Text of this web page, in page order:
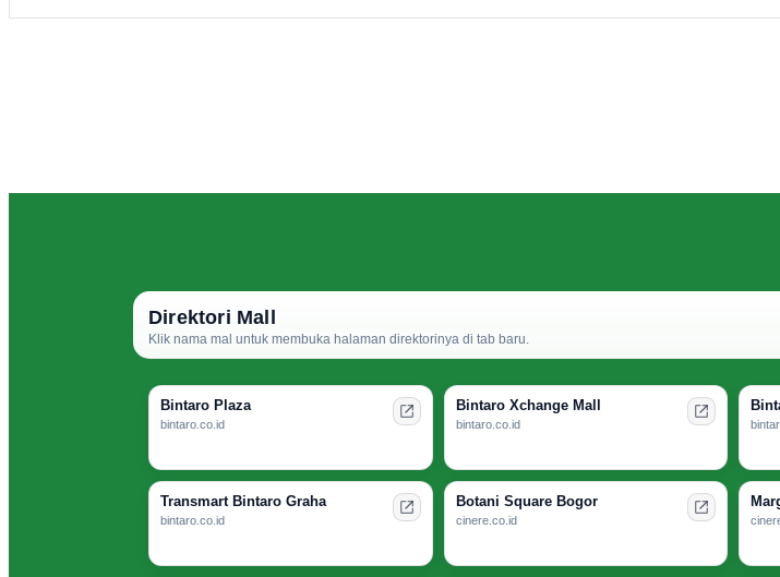
Direktori Mall
Klik nama mal untuk membuka halaman direktorinya di tab baru.
Bintaro Plaza
bintaro.co.id
Bintaro Xchange Mall
bintaro.co.id
Transmart Bintaro Graha
bintaro.co.id
Botani Square Bogor
cinere.co.id